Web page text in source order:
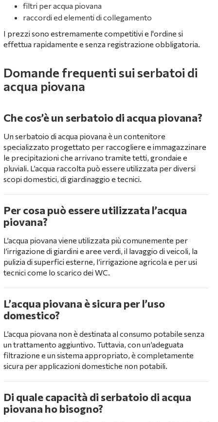
filtri per acqua piovana
raccordi ed elementi di collegamento
I prezzi sono estremamente competitivi e l'ordine si
effettua rapidamente e senza registrazione obbligatoria.
Domande frequenti sui serbatoi di
acqua piovana
Che cos’è un serbatoio di acqua piovana?
Un serbatoio di acqua piovana è un contenitore
specializzato progettato per raccogliere e immagazzinare
le precipitazioni che arrivano tramite tetti, grondaie e
pluviali. L’acqua raccolta può essere utilizzata per diversi
scopi domestici, di giardinaggio e tecnici.
Per cosa può essere utilizzata l’acqua
piovana?
L’acqua piovana viene utilizzata più comunemente per
l’irrigazione di giardini e aree verdi, il lavaggio di veicoli, la
pulizia di superfici esterne, l’irrigazione agricola e per usi
tecnici come lo scarico dei WC.
L’acqua piovana è sicura per l’uso
domestico?
L’acqua piovana non è destinata al consumo potabile senza
un trattamento aggiuntivo. Tuttavia, con un’adeguata
filtrazione e un sistema appropriato, è completamente
sicura per applicazioni domestiche non potabili.
Di quale capacità di serbatoio di acqua
piovana ho bisogno?